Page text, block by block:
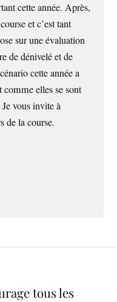
cette année. Après,
et c’est tant
sur une évaluation
de dénivelé et de
cette année a
comme elles se sont
Je vous invite à
de la course.
tous les